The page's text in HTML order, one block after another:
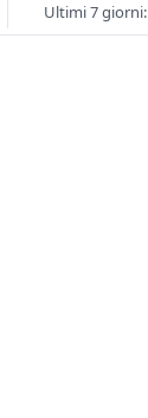
Ultimi 7 giorni: